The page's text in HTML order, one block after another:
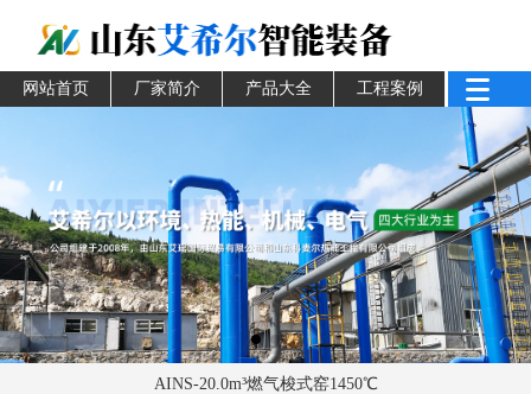
网站首页 厂家简介 产品大全 工程案例
AINS-20.0m³燃气梭式窑1450℃